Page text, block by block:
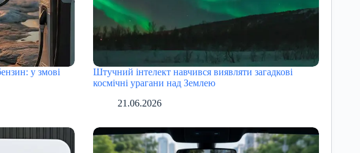
у змові
Штучний інтелект навчився виявляти загадкові
космічні урагани над Землею
21.06.2026